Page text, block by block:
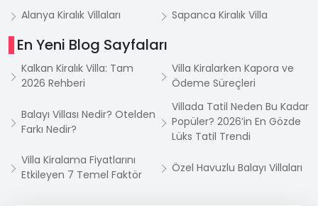
Alanya Kiralık Villaları
Sapanca Kiralık Villa
En Yeni Blog Sayfaları
Kalkan Kiralık Villa: Tam
2026 Rehberi
Villa Kiralarken Kapora ve
Ödeme Süreçleri
Balayı Villası Nedir? Otelden
Farkı Nedir?
Villada Tatil Neden Bu Kadar
Popüler? 2026’in En Gözde
Lüks Tatil Trendi
Villa Kiralama Fiyatlarını
Etkileyen 7 Temel Faktör
Özel Havuzlu Balayı Villaları